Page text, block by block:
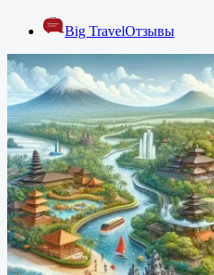
Big TravelОтзывы